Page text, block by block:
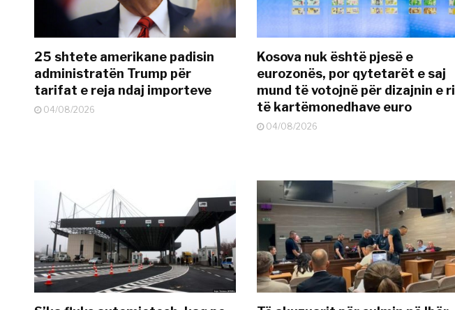
25 shtete amerikane padisin
administratën Trump për
tarifat e reja ndaj importeve
04/08/2026
Kosova nuk është pjesë e
eurozonës, por qytetarët e saj
mund të votojnë për dizajnin e ri
të kartëmonedhave euro
04/08/2026